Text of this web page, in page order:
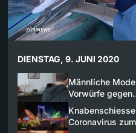
DIENSTAG, 9. JUNI 2020
Männliche
Vorwürfe
Coronavirus